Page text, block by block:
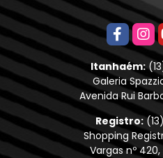
Itanhaém:
Galeria
Avenida Rui
Registro:
Shopping
Vargas nº 420,